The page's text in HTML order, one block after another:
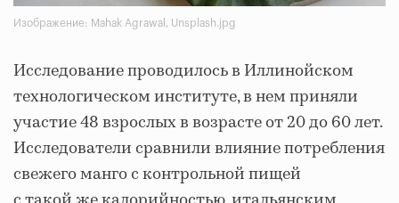
Изображение: Mahak Agrawal, Unsplash.jpg
Исследование проводилось в Иллинойском
технологическом институте, в нем приняли
участие 48 взрослых в возрасте от 20 до 60 лет.
Исследователи сравнили влияние потребления
свежего манго с контрольной пищей